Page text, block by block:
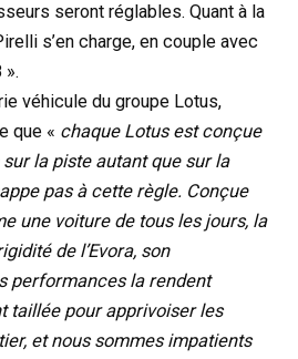
seront réglables. Quant à la
s’en charge, en couple avec
véhicule du groupe Lotus,
que « chaque Lotus est conçue
sur la piste autant que sur la
pas à cette règle. Conçue
une voiture de tous les jours, la
de l’Evora, son
performances la rendent
taillée pour apprivoiser les
et nous sommes impatients